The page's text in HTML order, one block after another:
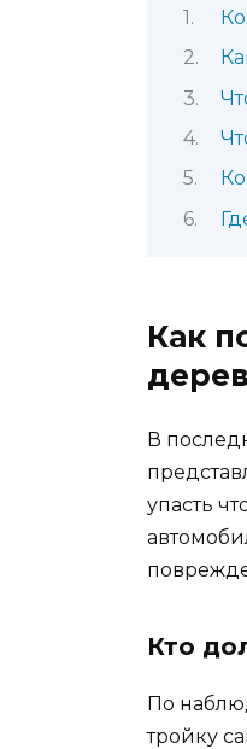
Как
В
упасть
Кто
По
тройку